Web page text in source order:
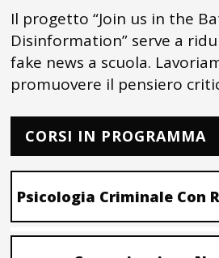
Il progetto “Join us in the
Disinformation” serve a
fake news a scuola.
promuovere il pensiero
CORSI IN PROGRAMMA
Psicologia Criminale Con